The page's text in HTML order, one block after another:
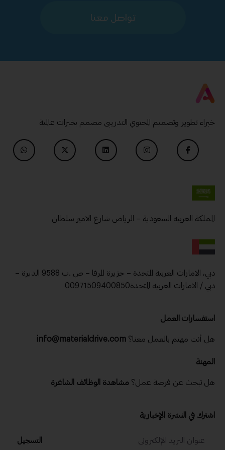
تواصل معنا
خبراء تطوير وتصميم المحتوي التدريبى مصمم بخبرات عالمية
المملكة العربية السعودية – الرياض شارع الامير سلطان
دبي، الامارات العربية المتحدة – جزيرة المرفا – ص .ب 9588 الديرة –
دبي / الامارات العربية المتحدة00971509400850
استفسارات العمل
هل أنت مهتم بالعمل معنا؟ info@materialdrive.com
المهنة
هل تبحث عن فرصة عمل؟ مشاهدة الوظائف الشاغرة
اشترك في النشرة الإخبارية
التسجيل